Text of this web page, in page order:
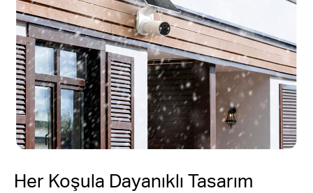
Her Koşula Dayanıklı Tasarım